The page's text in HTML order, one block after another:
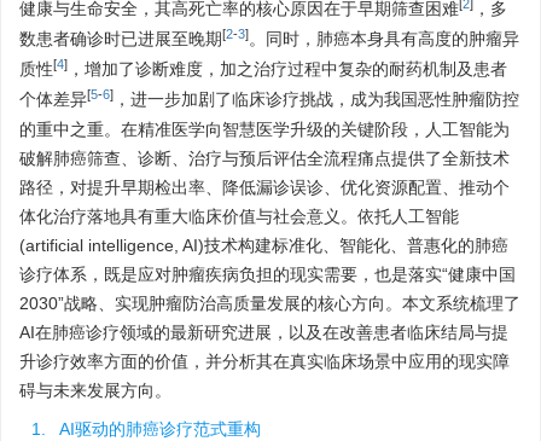
健康与生命安全，其高死亡率的核心原因在于早期筛查困难 2
，多
数患者确诊时已进展至晚期[2-3]。同时，肺癌本身具有高度的肿瘤异
质性[4] ，增加了诊断难度，加之治疗过程中复杂的耐药机制及患者
个体差异[5-6] ，进一步加剧了临床诊疗挑战，成为我国恶性肿瘤防控
的重中之重。在精准医学向智慧医学升级的关键阶段，人工智能为
破解肺癌筛查、诊断、治疗与预后评估全流程痛点提供了全新技术
路径，对提升早期检出率、降低漏诊误诊、优化资源配置、推动个
体化治疗落地具有重大临床价值与社会意义。依托人工智能
(artificial intelligence, AI)技术构建标准化、智能化、普惠化的肺癌
诊疗体系，既是应对肿瘤疾病负担的现实需要，也是落实“健康中国
2030”战略、实现肿瘤防治高质量发展的核心方向。本文系统梳理了
AI在肺癌诊疗领域的最新研究进展，以及在改善患者临床结局与提
升诊疗效率方面的价值，并分析其在真实临床场景中应用的现实障
碍与未来发展方向。
1. AI驱动的肺癌诊疗范式重构